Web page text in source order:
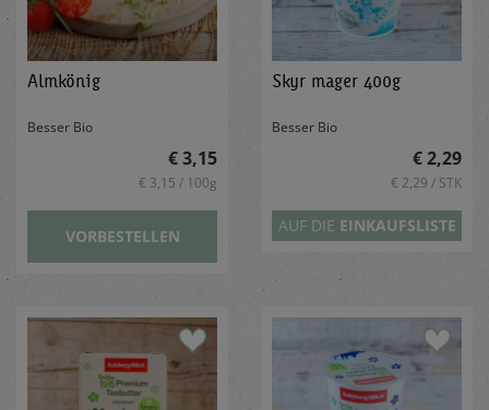
Almkönig
Besser Bio
€ 3,15
€ 3,15 / 100g
VORBESTELLEN
Skyr mager 400g
Besser Bio
€ 2,29
€ 2,29 / STK
AUF DIE EINKAUFSLISTE